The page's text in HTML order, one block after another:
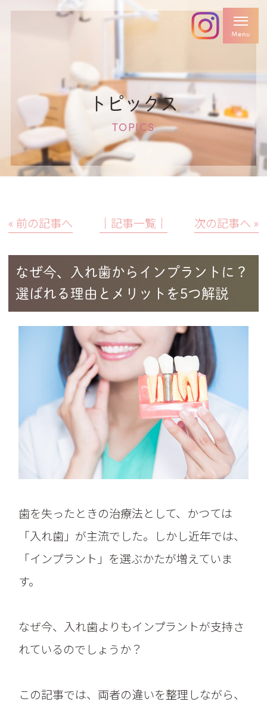
トピックス
TOPICS
« 前の記事へ │記事一覧│ 次の記事へ »
なぜ今、入れ歯からインプラントに？
選ばれる理由とメリットを5つ解説
歯を失ったときの治療法として、かつては
「入れ歯」が主流でした。しかし近年では、
「インプラント」を選ぶかたが増えていま
す。
なぜ今、入れ歯よりもインプラントが支持さ
れているのでしょうか？
この記事では、両者の違いを整理しながら、